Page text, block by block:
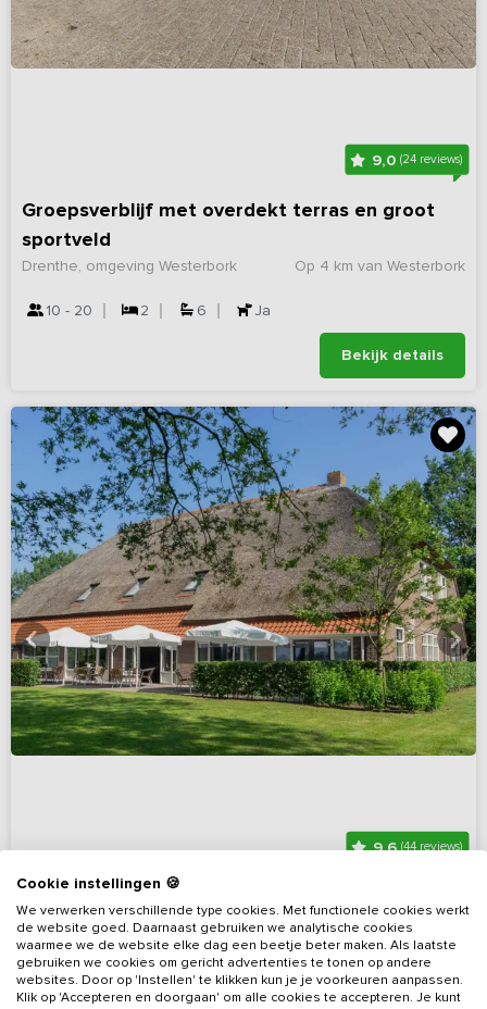
9,0(24 reviews)
Groepsverblijf met overdekt terras en groot
sportveld
Op 4 km van Westerbork
Drenthe, omgeving Westerbork
10 - 20 2 6 Ja
Bekijk details
9,6(44 reviews)
Super de luxe groepsaccommodatie met
overdekt terras
Op 7 km van Westerbork
Drenthe, omgeving Westerbork
17 - 34 17 15 Nee
Cookie instellingen 🍪
We verwerken verschillende type cookies. Met functionele cookies werkt
de website goed. Daarnaast gebruiken we analytische cookies
waarmee we de website elke dag een beetje beter maken. Als laatste
gebruiken we cookies om gericht advertenties te tonen op andere
websites. Door op 'Instellen' te klikken kun je je voorkeuren aanpassen.
Klik op 'Accepteren en doorgaan' om alle cookies te accepteren. Je kunt